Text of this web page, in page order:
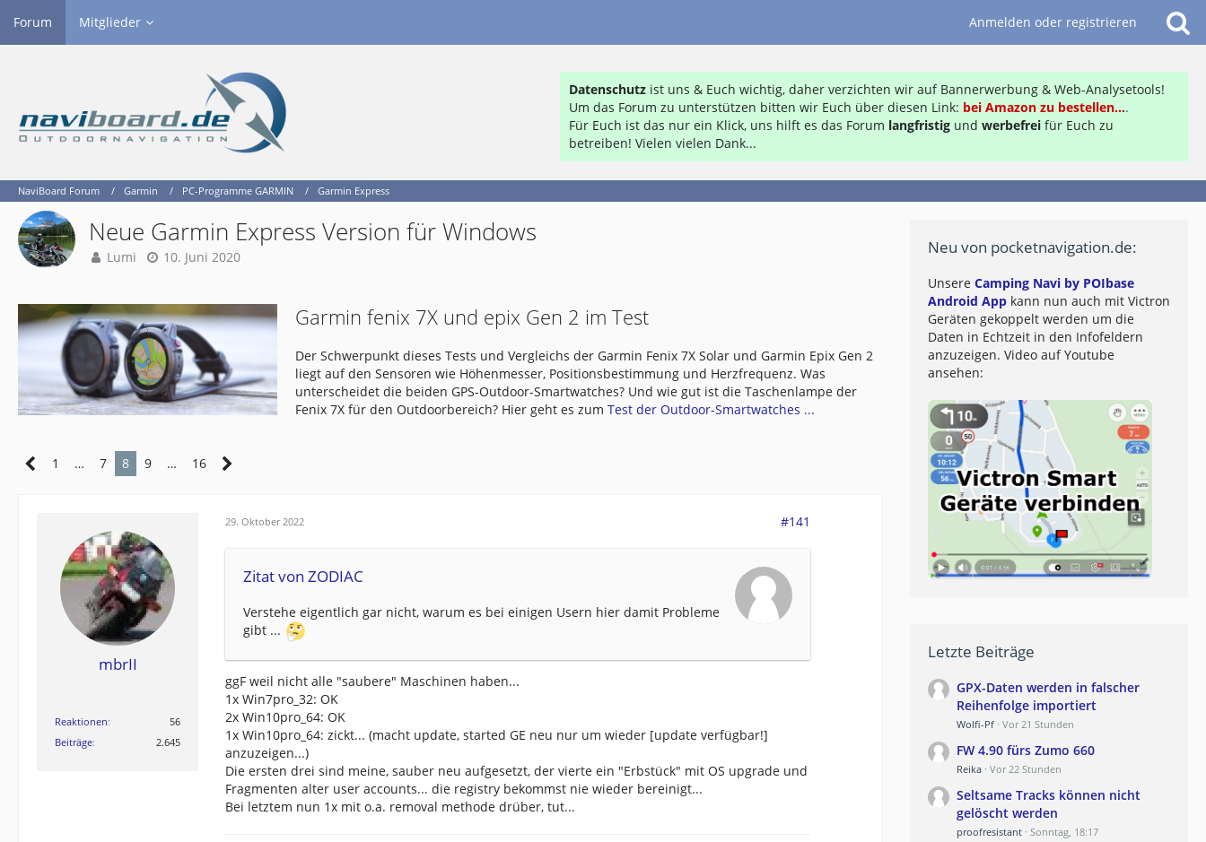
Forum Mitglieder Anmelden oder registrieren
Datenschutz ist uns & Euch wichtig, daher verzichten wir auf Bannerwerbung & Web-Analysetools!
Um das Forum zu unterstützen bitten wir Euch über diesen Link: bei Amazon zu bestellen....
Für Euch ist das nur ein Klick, uns hilft es das Forum langfristig und werbefrei für Euch zu
betreiben! Vielen vielen Dank...
NaviBoard Forum Garmin PC-Programme GARMIN Garmin Express
Neue Garmin Express Version für Windows
Lumi 10. Juni 2020
Garmin fenix 7X und epix Gen 2 im Test
Der Schwerpunkt dieses Tests und Vergleichs der Garmin Fenix 7X Solar und Garmin Epix Gen 2
liegt auf den Sensoren wie Höhenmesser, Positionsbestimmung und Herzfrequenz. Was
unterscheidet die beiden GPS-Outdoor-Smartwatches? Und wie gut ist die Taschenlampe der
Fenix 7X für den Outdoorbereich? Hier geht es zumTest der Outdoor-Smartwatches ...
1 … 7 8 9 … 16
mbrII
Reaktionen
56
Beiträge
2.645
29. Oktober 2022 #141
Zitat von ZODIAC
Verstehe eigentlich gar nicht, warum es bei einigen Usern hier damit Probleme
gibt ...
ggF weil nicht alle "saubere" Maschinen haben...
1x Win7pro_32: OK
2x Win10pro_64: OK
1x Win10pro_64: zickt... (macht update, started GE neu nur um wieder [update verfügbar!]
anzuzeigen...)
Die ersten drei sind meine, sauber neu aufgesetzt, der vierte ein "Erbstück" mit OS upgrade und
Fragmenten alter user accounts... die registry bekommst nie wieder bereinigt...
Bei letztem nun 1x mit o.a. removal methode drüber, tut...
Neu von pocketnavigation.de:
Unsere Camping Navi by POIbase
Android App kann nun auch mit Victron
Geräten gekoppelt werden um die
Daten in Echtzeit in den Infofeldern
anzuzeigen. Video auf Youtube
ansehen:
Letzte Beiträge
GPX-Daten werden in falscher
Reihenfolge importiert
Wolfi-Pf Vor 21 Stunden
FW 4.90 fürs Zumo 660
Reika Vor 22 Stunden
Seltsame Tracks können nicht
gelöscht werden
proofresistant Sonntag, 18:17